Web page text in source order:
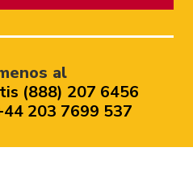
al
(888) 207 6456
203 7699 537